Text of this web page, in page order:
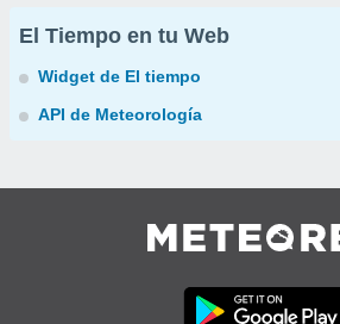
El Tiempo en tu Web
Widget de El tiempo
API de Meteorología